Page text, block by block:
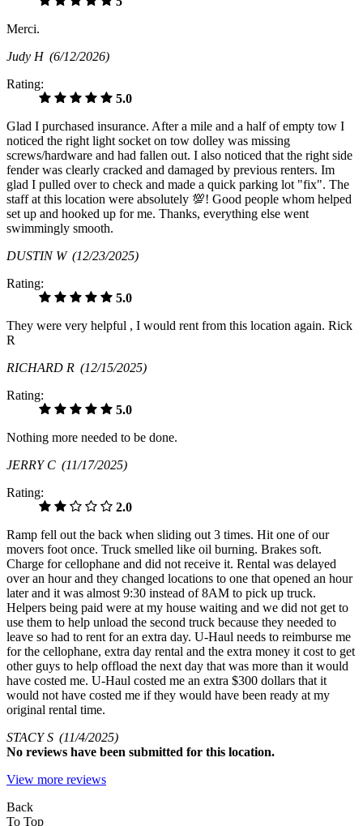
Merci.
Judy H (6/12/2026)
Rating:
5.0
Glad I purchased insurance. After a mile and a half of empty tow I
noticed the right light socket on tow dolley was missing
screws/hardware and had fallen out. I also noticed that the right side
fender was clearly cracked and damaged by previous renters. Im
glad I pulled over to check and made a quick parking lot "fix". The
staff at this location were absolutely 💯! Good people whom helped
set up and hooked up for me. Thanks, everything else went
swimmingly smooth.
DUSTIN W (12/23/2025)
Rating:
5.0
They were very helpful , I would rent from this location again. Rick
R
RICHARD R (12/15/2025)
Rating:
5.0
Nothing more needed to be done.
JERRY C (11/17/2025)
Rating:
2.0
Ramp fell out the back when sliding out 3 times. Hit one of our
movers foot once. Truck smelled like oil burning. Brakes soft.
Charge for cellophane and did not receive it. Rental was delayed
over an hour and they changed locations to one that opened an hour
later and it was almost 9:30 instead of 8AM to pick up truck.
Helpers being paid were at my house waiting and we did not get to
use them to help unload the second truck because they needed to
leave so had to rent for an extra day. U-Haul needs to reimburse me
for the cellophane, extra day rental and the extra money it cost to get
other guys to help offload the next day that was more than it would
have costed me. U-Haul costed me an extra $300 dollars that it
would not have costed me if they would have been ready at my
original rental time.
STACY S (11/4/2025)
No reviews have been submitted for this location.
View more reviews
Back
To Top